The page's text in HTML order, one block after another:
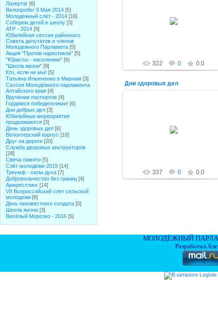
Лазертаг [6]
Велопробег 9 Мая 2014 [5]
Молодёжный слёт - 2014 [16]
Соберем детей в школу [3]
АТР - 2014 [9]
Юбилейная сессия районного
Совета депутатов и членов
Молодежного Парламета [5]
Акция "Против наркотиков" [5]
"Юристы - населению" [6]
"Школа жизни" [9]
Кто, если не мы! [5]
Татьяна Ильюченко в Мирном [3]
Сессия Молодёжного парламента
Алтайского края [4]
Вручение паспортов [4]
Гордимся победителями! [6]
Дни добрых дел [3]
Юбилейные мероприятия
продолжаются [3]
День здоровых дел [6]
Волонтерский корпус [10]
Друг на дороге [20]
Служба дворовых инструкторов
[28]
Свеча памяти [5]
Слёт молодёжи-2015 [14]
Триумф - силы духа [7]
Добровольчество без границ [4]
Армрестлинг [14]
VII Всероссийский слет сельской
молодежи [8]
День неизвестного солдата [0]
Школа жизни [3]
Весёлый Морозко - 2016 [5]
322 0 0.0
Дни здоровых дел
337 0 0.0
МОЛОДЁЖНЫЙ
Разработал